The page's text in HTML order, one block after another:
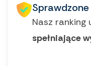
Nasz ranking
spełniające